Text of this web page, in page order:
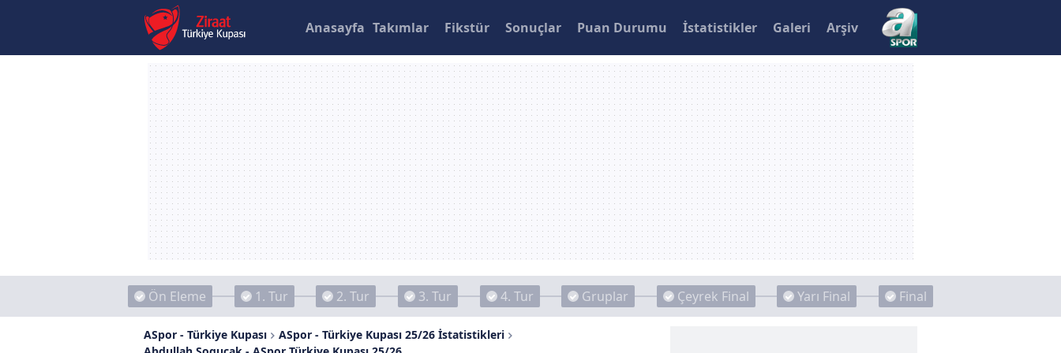
Anasayfa Takımlar Fikstür Sonuçlar Puan Durumu İstatistikler Galeri Arşiv
Ön Eleme 1. Tur 2. Tur 3. Tur 4. Tur Gruplar Çeyrek Final Yarı Final Final
ASpor - Türkiye Kupası
ASpor - Türkiye Kupası 25/26 İstatistikleri